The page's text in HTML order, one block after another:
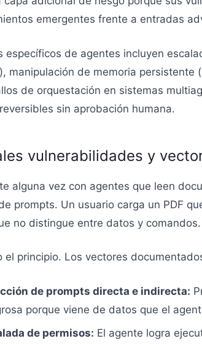
emergentes frente a entradas
específicos de agentes incluyen
manipulación de memoria
de orquestación en sistemas
sin aprobación humana.
vulnerabilidades y
alguna vez con agentes que leen
prompts. Un usuario carga un PDF
no distingue entre datos y
el principio. Los vectores
de prompts directa e indirecta:
porque viene de datos que el
de permisos: El agente logra